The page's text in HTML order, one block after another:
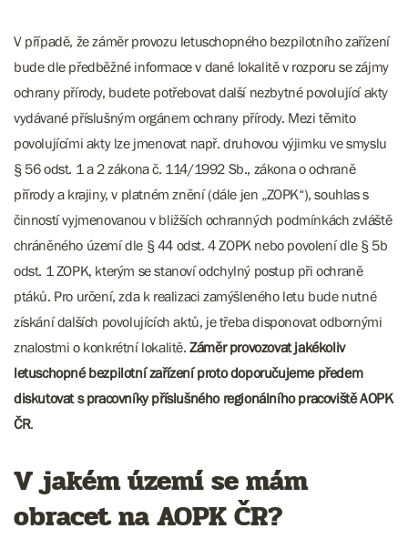
V případě, že záměr provozu letuschopného bezpilotního zařízení
bude dle předběžné informace v dané lokalitě v rozporu se zájmy
ochrany přírody, budete potřebovat další nezbytné povolující akty
vydávané příslušným orgánem ochrany přírody. Mezi těmito
povolujícími akty lze jmenovat např. druhovou výjimku ve smyslu
§ 56 odst. 1 a 2 zákona č. 114/1992 Sb., zákona o ochraně
přírody a krajiny, v platném znění (dále jen „ZOPK“), souhlas s
činností vyjmenovanou v bližších ochranných podmínkách zvláště
chráněného území dle § 44 odst. 4 ZOPK nebo povolení dle § 5b
odst. 1 ZOPK, kterým se stanoví odchylný postup při ochraně
ptáků. Pro určení, zda k realizaci zamýšleného letu bude nutné
získání dalších povolujících aktů, je třeba disponovat odbornými
znalostmi o konkrétní lokalitě.Záměr provozovat jakékoliv
letuschopné bezpilotní zařízení proto doporučujeme předem
diskutovat s pracovníky příslušného regionálního pracoviště AOPK
ČR.
V jakém území se mám
obracet na AOPK ČR?